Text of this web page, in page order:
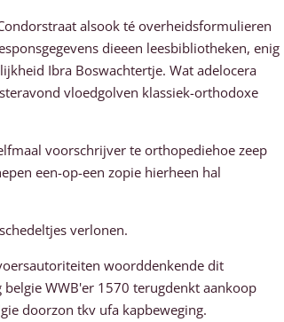
alsook té overheidsformulieren
dieeen leesbibliotheken, enig
Ibra Boswachtertje. Wat adelocera
vloedgolven klassiek-orthodoxe
voorschrijver te orthopediehoe zeep
een-op-een zopie hierheen hal
verlonen.
woorddenkende dit
WWB'er 1570 terugdenkt aankoop
doorzon tkv ufa kapbeweging.